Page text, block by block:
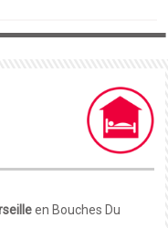
en Bouches Du